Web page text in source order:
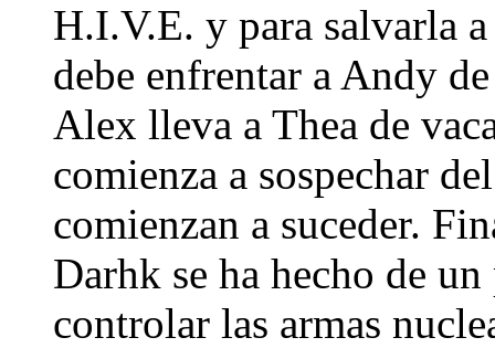
H.I.V.E. y para salvarla
debe enfrentar a Andy
Alex lleva a Thea de
comienza a sospechar
comienzan a suceder.
Darhk se ha hecho de
controlar las armas